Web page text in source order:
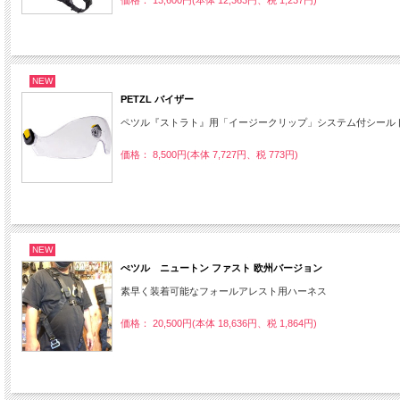
NEW
PETZL バイザー
ペツル『ストラト』用「イージークリップ」システム付シール
価格： 8,500円(本体 7,727円、税 773円)
NEW
ぺツル ニュートン ファスト 欧州バージョン
素早く装着可能なフォールアレスト用ハーネス
価格： 20,500円(本体 18,636円、税 1,864円)